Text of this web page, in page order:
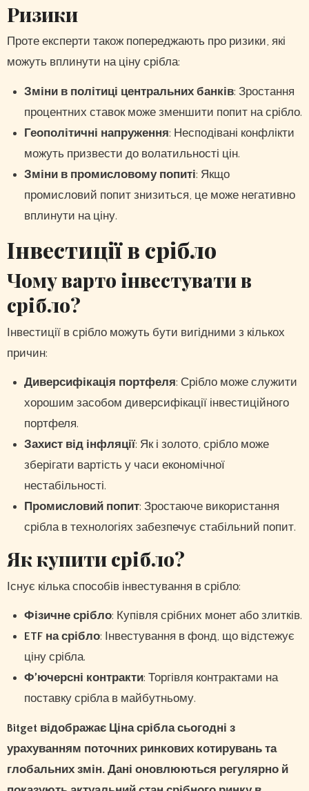
Ризики
Проте експерти також попереджають про ризики, які
можуть вплинути на ціну срібла:
Зміни в політиці центральних банків: Зростання
процентних ставок може зменшити попит на срібло.
Геополітичні напруження: Несподівані конфлікти
можуть призвести до волатильності цін.
Зміни в промисловому попиті: Якщо
промисловий попит знизиться, це може негативно
вплинути на ціну.
Інвестиції в срібло
Чому варто інвестувати в
срібло?
Інвестиції в срібло можуть бути вигідними з кількох
причин:
Диверсифікація портфеля: Срібло може служити
хорошим засобом диверсифікації інвестиційного
портфеля.
Захист від інфляції: Як і золото, срібло може
зберігати вартість у часи економічної
нестабільності.
Промисловий попит: Зростаюче використання
срібла в технологіях забезпечує стабільний попит.
Як купити срібло?
Існує кілька способів інвестування в срібло:
Фізичне срібло: Купівля срібних монет або злитків.
ETF на срібло: Інвестування в фонд, що відстежує
ціну срібла.
Ф’ючерсні контракти: Торгівля контрактами на
поставку срібла в майбутньому.
Bitget відображає Ціна срібла сьогодні з
урахуванням поточних ринкових котирувань та
глобальних змін. Дані оновлюються регулярно й